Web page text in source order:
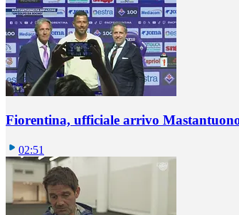
Fiorentina, ufficiale arrivo
02:51